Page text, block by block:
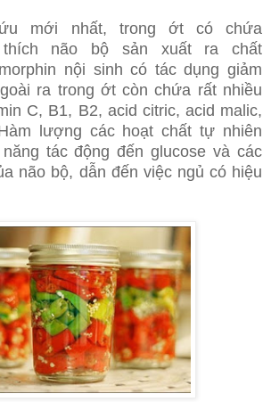
mới nhất, trong ớt có chứa
thích não bộ sản xuất ra chất
nội sinh có tác dụng giảm
ra trong ớt còn chứa rất nhiều
C, B1, B2, acid citric, acid malic,
lượng các hoạt chất tự nhiên
tác động đến glucose và các
não bộ, dẫn đến việc ngủ có hiệu